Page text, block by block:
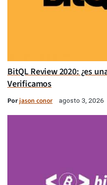
BitQL Review 2020: ¿es
Verificamos
Porjason conor agosto 3, 2026